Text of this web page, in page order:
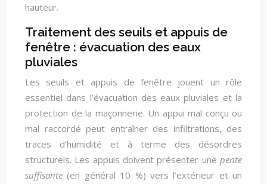
hauteur.
Traitement des seuils et appuis de
fenêtre : évacuation des eaux
pluviales
Les seuils et appuis de fenêtre jouent un rôle
essentiel dans l’évacuation des eaux pluviales et la
protection de la maçonnerie. Un appui mal conçu ou
mal raccordé peut entraîner des infiltrations, des
traces d’humidité et à terme des désordres
structurels. Les appuis doivent présenter une pente
suffisante (en général 10 %) vers l’extérieur et un